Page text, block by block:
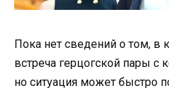
Пока нет сведений о том, в
встреча герцогской пары
но ситуация может быстро